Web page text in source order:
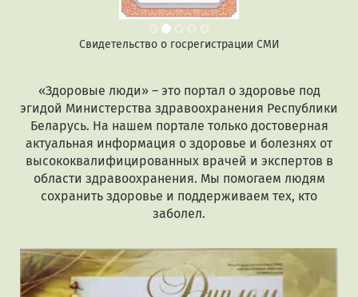
Свидетельство о госрегистрации СМИ
«Здоровые люди» – это портал о здоровье под
эгидой Министерства здравоохранения Республики
Беларусь. На нашем портале только достоверная
актуальная информация о здоровье и болезнях от
высококвалифицированных врачей и экспертов в
области здравоохранения. Мы помогаем людям
сохранить здоровье и поддерживаем тех, кто
заболел.